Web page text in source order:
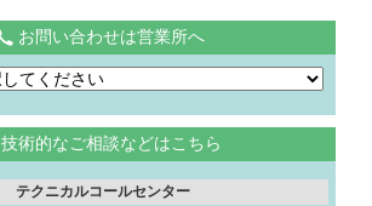
お問い合わせは営業所へ
技術的なご相談などはこちら
テクニカルコールセンター